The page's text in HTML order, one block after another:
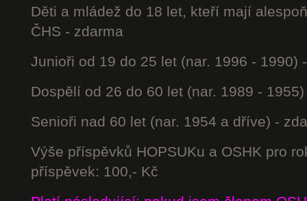
Děti a mládež do 18 let, kteří mají
ČHS - zdarma
Junioři od 19 do 25 let (nar. 1996 - 1990)
Dospělí od 26 do 60 let (nar. 1989 -
Senioři nad 60 let (nar. 1954 a dříve) -
Výše příspěvků HOPSUKu a OSHK pro
příspěvek: 100,- Kč